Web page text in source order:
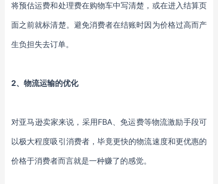
将预估运费和处理费在购物车中写清楚，或在进入结算页
面之前就标清楚。避免消费者在结账时因为价格过高而产
生负担失去订单。
2、物流运输的优化
对亚马逊卖家来说，采用FBA、免运费等物流激励手段可
以极大程度吸引消费者，毕竟更快的物流速度和更优惠的
价格于消费者而言就是一种赚了的感觉。